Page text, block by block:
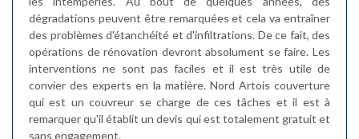
dégradations peuvent être remarquées et cela va entraîner
des problèmes d'étanchéité et d'infiltrations. De ce fait, des
opérations de rénovation devront absolument se faire. Les
interventions ne sont pas faciles et il est très utile de
convier des experts en la matière. Nord Artois couverture
qui est un couvreur se charge de ces tâches et il est à
remarquer qu'il établit un devis qui est totalement gratuit et
sans engagement.